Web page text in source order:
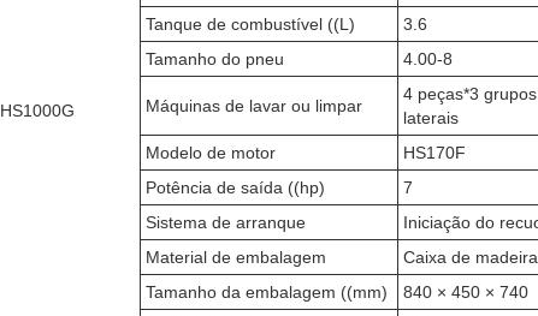
HS1000G
Tanque de combustível ((L)
3.6
Tamanho do pneu
4.00-8
Máquinas de lavar ou limpar
4 peças*3
laterais
Modelo de motor
HS170F
Potência de saída ((hp)
7
Sistema de arranque
Iniciação do
Material de embalagem
Caixa de
Tamanho da embalagem ((mm)
840 × 450 × 740